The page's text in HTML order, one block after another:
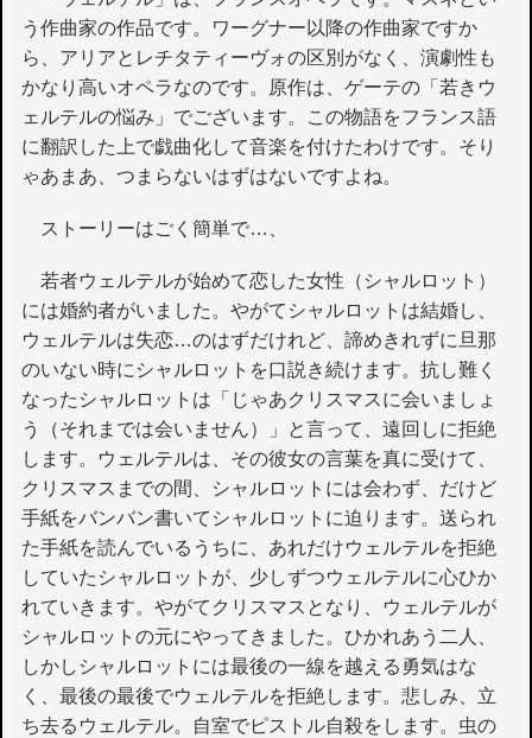
う作曲家の作品です。ワーグナー以降の作曲家ですか
ら、アリアとレチタティーヴォの区別がなく、演劇性も
かなり高いオペラなのです。原作は、ゲーテの「若きウ
ェルテルの悩み」でございます。この物語をフランス語
に翻訳した上で戯曲化して音楽を付けたわけです。そり
ゃあまあ、つまらないはずはないですよね。
ストーリーはごく簡単で…、
若者ウェルテルが始めて恋した女性（シャルロット）
には婚約者がいました。やがてシャルロットは結婚し、
ウェルテルは失恋…のはずだけれど、諦めきれずに旦那
のいない時にシャルロットを口説き続けます。抗し難く
なったシャルロットは「じゃあクリスマスに会いましょ
う（それまでは会いません）」と言って、遠回しに拒絶
します。ウェルテルは、その彼女の言葉を真に受けて、
クリスマスまでの間、シャルロットには会わず、だけど
手紙をバンバン書いてシャルロットに迫ります。送られ
た手紙を読んでいるうちに、あれだけウェルテルを拒絶
していたシャルロットが、少しずつウェルテルに心ひか
れていきます。やがてクリスマスとなり、ウェルテルが
シャルロットの元にやってきました。ひかれあう二人、
しかしシャルロットには最後の一線を越える勇気はな
く、最後の最後でウェルテルを拒絶します。悲しみ、立
ち去るウェルテル。自室でピストル自殺をします。虫の